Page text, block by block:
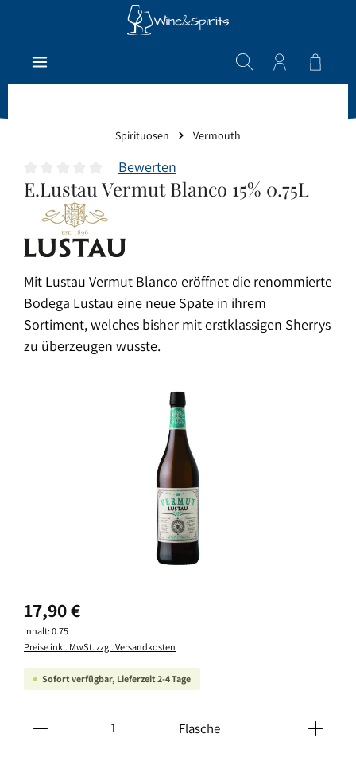
Zum Hauptinhalt springen
Spirituosen Vermouth
Durchschnittliche Bewertung von 0 von 5 Sternen
Bewerten
E.Lustau Vermut Blanco 15% 0.75L
Mit Lustau Vermut Blanco eröffnet die renommierte
Bodega Lustau eine neue Spate in ihrem
Sortiment, welches bisher mit erstklassigen Sherrys
zu überzeugen wusste.
Bildergalerie überspringen
Regulärer Preis:
17,90 €
Inhalt:0.75
Preise inkl. MwSt. zzgl. Versandkosten
Sofort verfügbar, Lieferzeit 2-4 Tage
Produkt Anzahl: Gib den gewünschten Wert ein oder
Flasche